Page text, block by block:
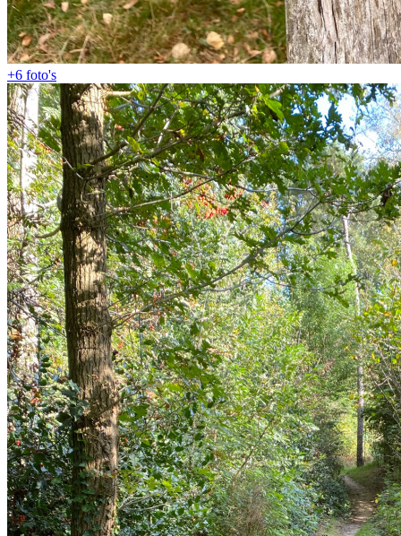
+6 foto's